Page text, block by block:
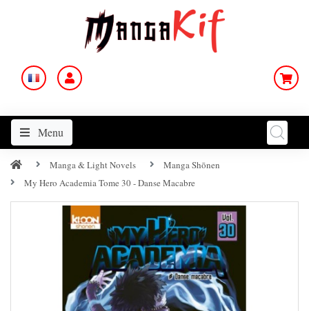
Menu
Manga & Light Novels
Manga Shōnen
My Hero Academia Tome 30 - Danse Macabre